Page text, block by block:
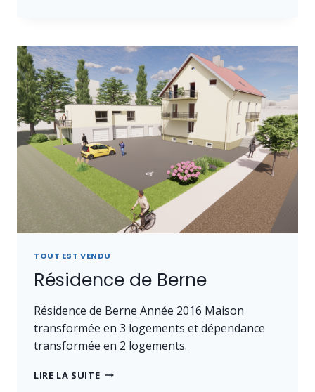
TOUT EST VENDU
Résidence de Berne
Résidence de Berne Année 2016 Maison
transformée en 3 logements et dépendance
transformée en 2 logements.
LIRE LA SUITERÉSIDENCE